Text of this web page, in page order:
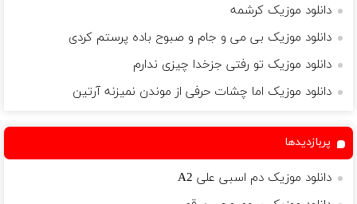
دانلود موزیک کرشمه
دانلود موزیک بی می و جام و صبوح باده پرستم کردی
دانلود موزیک تو رفتی جزخدا چيزی ندارم
دانلود موزیک اما چشات حرفی از موندن نمیزنه آرتین
پربازدیدها
دانلود موزیک دم اسبی علی A2